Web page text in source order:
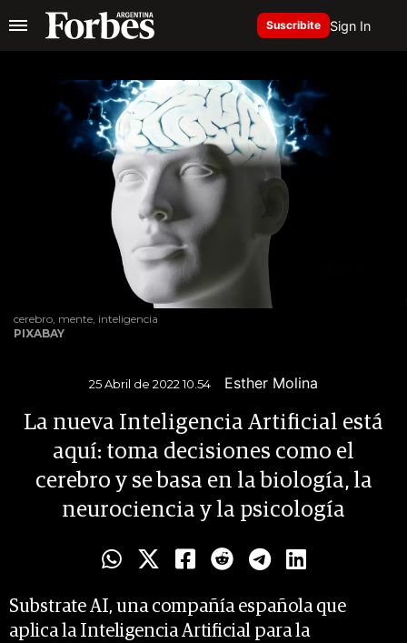
Suscribite Sign In
cerebro, mente, inteligencia
PIXABAY
25 Abril de 2022 10.54 Esther Molina
La nueva Inteligencia Artificial está
aquí: toma decisiones como el
cerebro y se basa en la biología, la
neurociencia y la psicología
Substrate AI, una compañía española que
aplica la Inteligencia Artificial para la